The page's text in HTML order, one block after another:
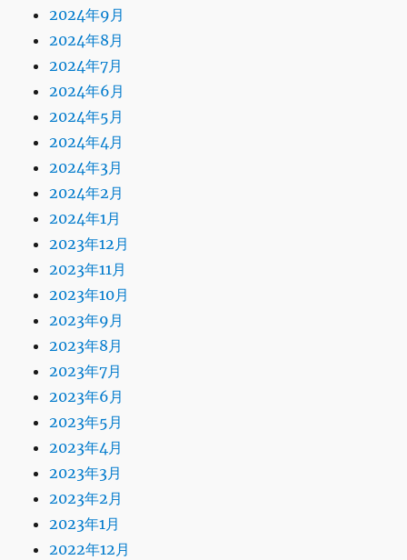
2024年9月
2024年8月
2024年7月
2024年6月
2024年5月
2024年4月
2024年3月
2024年2月
2024年1月
2023年12月
2023年11月
2023年10月
2023年9月
2023年8月
2023年7月
2023年6月
2023年5月
2023年4月
2023年3月
2023年2月
2023年1月
2022年12月